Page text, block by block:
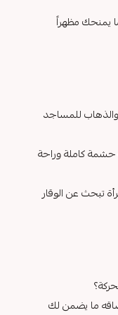
يمنحك مظهراً
والذهاب للمساجد
حشمة كاملة وراحة
تبحث عن الوقار
ما يضمن لك